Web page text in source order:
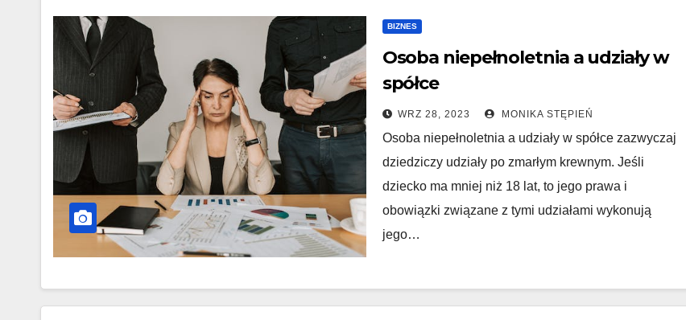
BIZNES
Osoba niepełnoletnia a udziały w
spółce
WRZ 28, 2023 MONIKA STĘPIEŃ
Osoba niepełnoletnia a udziały w spółce zazwyczaj
dziedziczy udziały po zmarłym krewnym. Jeśli
dziecko ma mniej niż 18 lat, to jego prawa i
obowiązki związane z tymi udziałami wykonują
jego…